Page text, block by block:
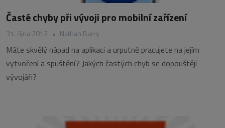
Časté chyby při vývoji pro mobilní zařízení
31. října 2012 • Nathan Barry
Máte skvělý nápad na aplikaci a urputně pracujete na jejím
vytvoření a spuštění? Jakých častých chyb se dopouštějí
vývojáři?